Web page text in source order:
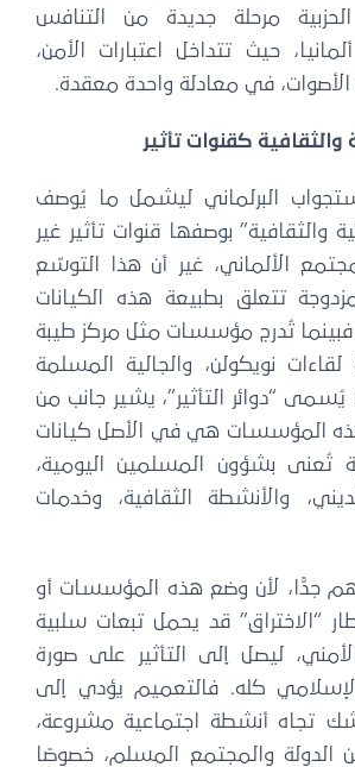
مرحلة جديدة من التنافس
حيث تتداخل اعتبارات الأمن،
في معادلة واحدة معقدة.
كقنوات تأثير
البرلماني ليشمل ما يُوصف
والثقافية” بوصفها قنوات تأثير غير
الألماني، غير أن هذا التوسّع
تتعلق بطبيعة هذه الكيانات
تُدرج مؤسسات مثل مركز طيبة
نويكولن، والجالية المسلمة
“دوائر التأثير”، يشير جانب من
المؤسسات هي في الأصل كيانات
بشؤون المسلمين اليومية،
والأنشطة الثقافية، وخدمات
جدًّا، لأن وضع هذه المؤسسات أو
“الاختراق” قد يحمل تبعات سلبية
ليصل إلى التأثير على صورة
كله. فالتعميم يؤدي إلى
تجاه أنشطة اجتماعية مشروعة،
والمجتمع المسلم، خصوصًا